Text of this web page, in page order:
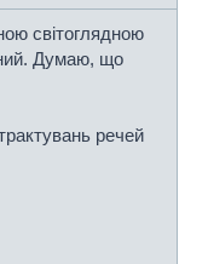
свiтоглядною
Думаю, що
речей